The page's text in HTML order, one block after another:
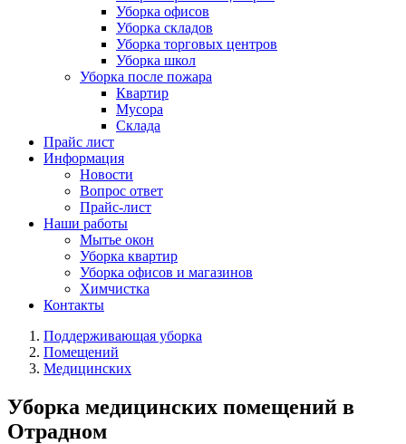
Уборка офисов
Уборка складов
Уборка торговых центров
Уборка школ
Уборка после пожара
Квартир
Мусора
Склада
Прайс лист
Информация
Новости
Вопрос ответ
Прайс-лист
Наши работы
Мытье окон
Уборка квартир
Уборка офисов и магазинов
Химчистка
Контакты
Поддерживающая уборка
Помещений
Медицинских
Уборка медицинских помещений в
Отрадном